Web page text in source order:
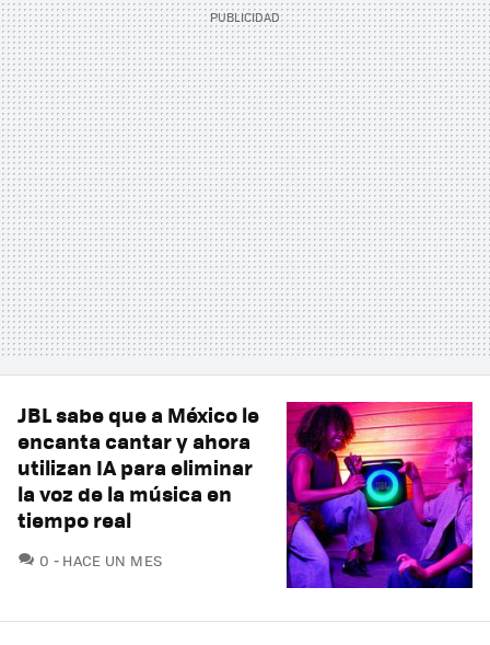
JBL sabe que a México le
encanta cantar y ahora
utilizan IA para eliminar
la voz de la música en
tiempo real
0 COMENTARIOS
HACE UN MES